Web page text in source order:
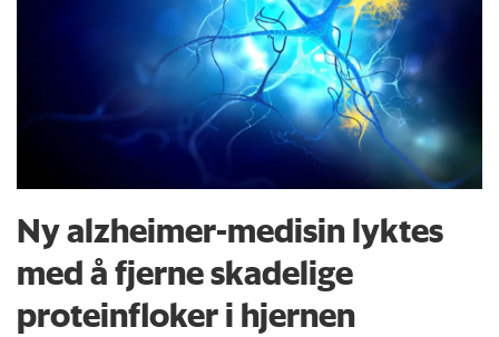
Ny alzheimer-medisin lyktes
med å fjerne skadelige
proteinfloker i hjernen